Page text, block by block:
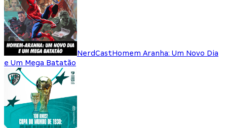
NerdCastHomem Aranha: Um Novo Dia
e Um Mega Batatão